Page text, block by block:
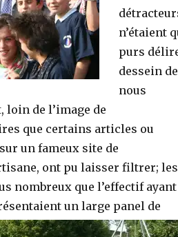
n’étaient
purs
dessein de
nous
loin de l’image de
que certains articles ou
un fameux site de
ont pu laisser filtrer; les
nombreux que l’effectif ayant
unlarge panel de